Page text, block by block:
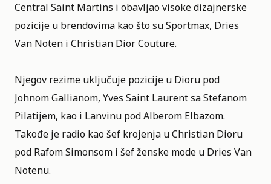
Central Saint Martins i obavljao visoke dizajnerske
pozicije u brendovima kao što su Sportmax, Dries
Van Noten i Christian Dior Couture.
Njegov rezime uključuje pozicije u Dioru pod
Johnom Gallianom, Yves Saint Laurent sa Stefanom
Pilatijem, kao i Lanvinu pod Alberom Elbazom.
Takođe je radio kao šef krojenja u Christian Dioru
pod Rafom Simonsom i šef ženske mode u Dries Van
Notenu.